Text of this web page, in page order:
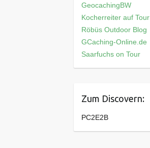
GeocachingBW
Kocherreiter auf Tour
Röbüs Outdoor Blog
GCaching-Online.de
Saarfuchs on Tour
Zum Discovern:
PC2E2B